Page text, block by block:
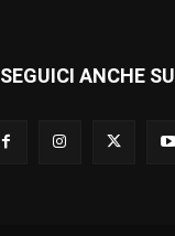
SEGUICI ANCHE SU